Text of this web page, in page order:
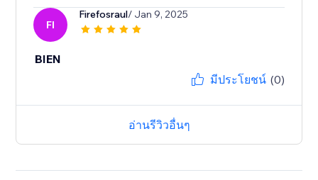
FI
Firefosraul/ Jan 9, 2025
BIEN
มีประโยชน์ (0)
อ่านรีวิวอื่นๆ